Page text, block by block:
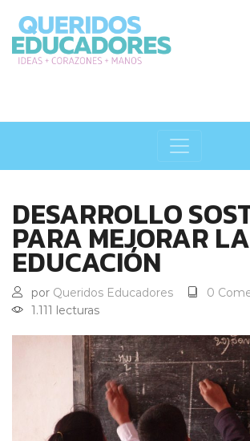
DESARROLLO
PARA MEJORAR LA
EDUCACIÓN
por Queridos Educadores
0
1.111 lecturas